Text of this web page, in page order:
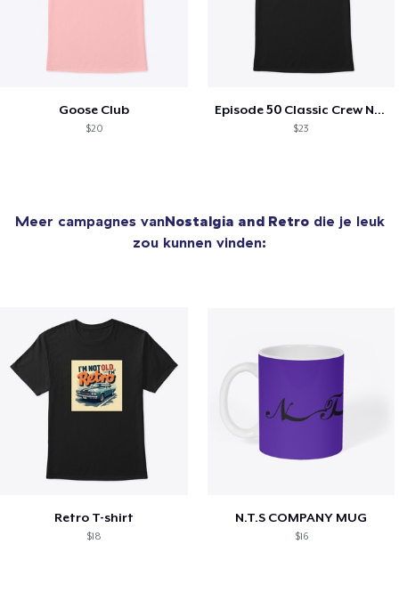
Goose Club
$20
Episode 50 Classic Crew Neck T-Shirt
$23
Meer campagnes vanNostalgia and Retrodie je leuk
zou kunnen vinden:
Retro T-shirt
$18
N.T.S COMPANY MUG
$16